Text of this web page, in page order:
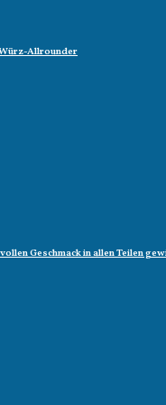
Allrounder
Geschmack in allen Teilen